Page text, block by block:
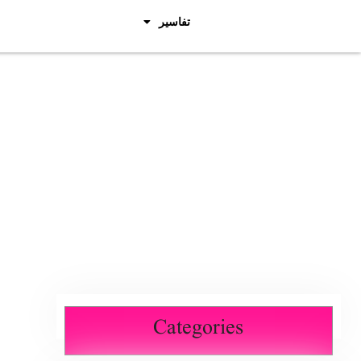
تفاسیر
Categories